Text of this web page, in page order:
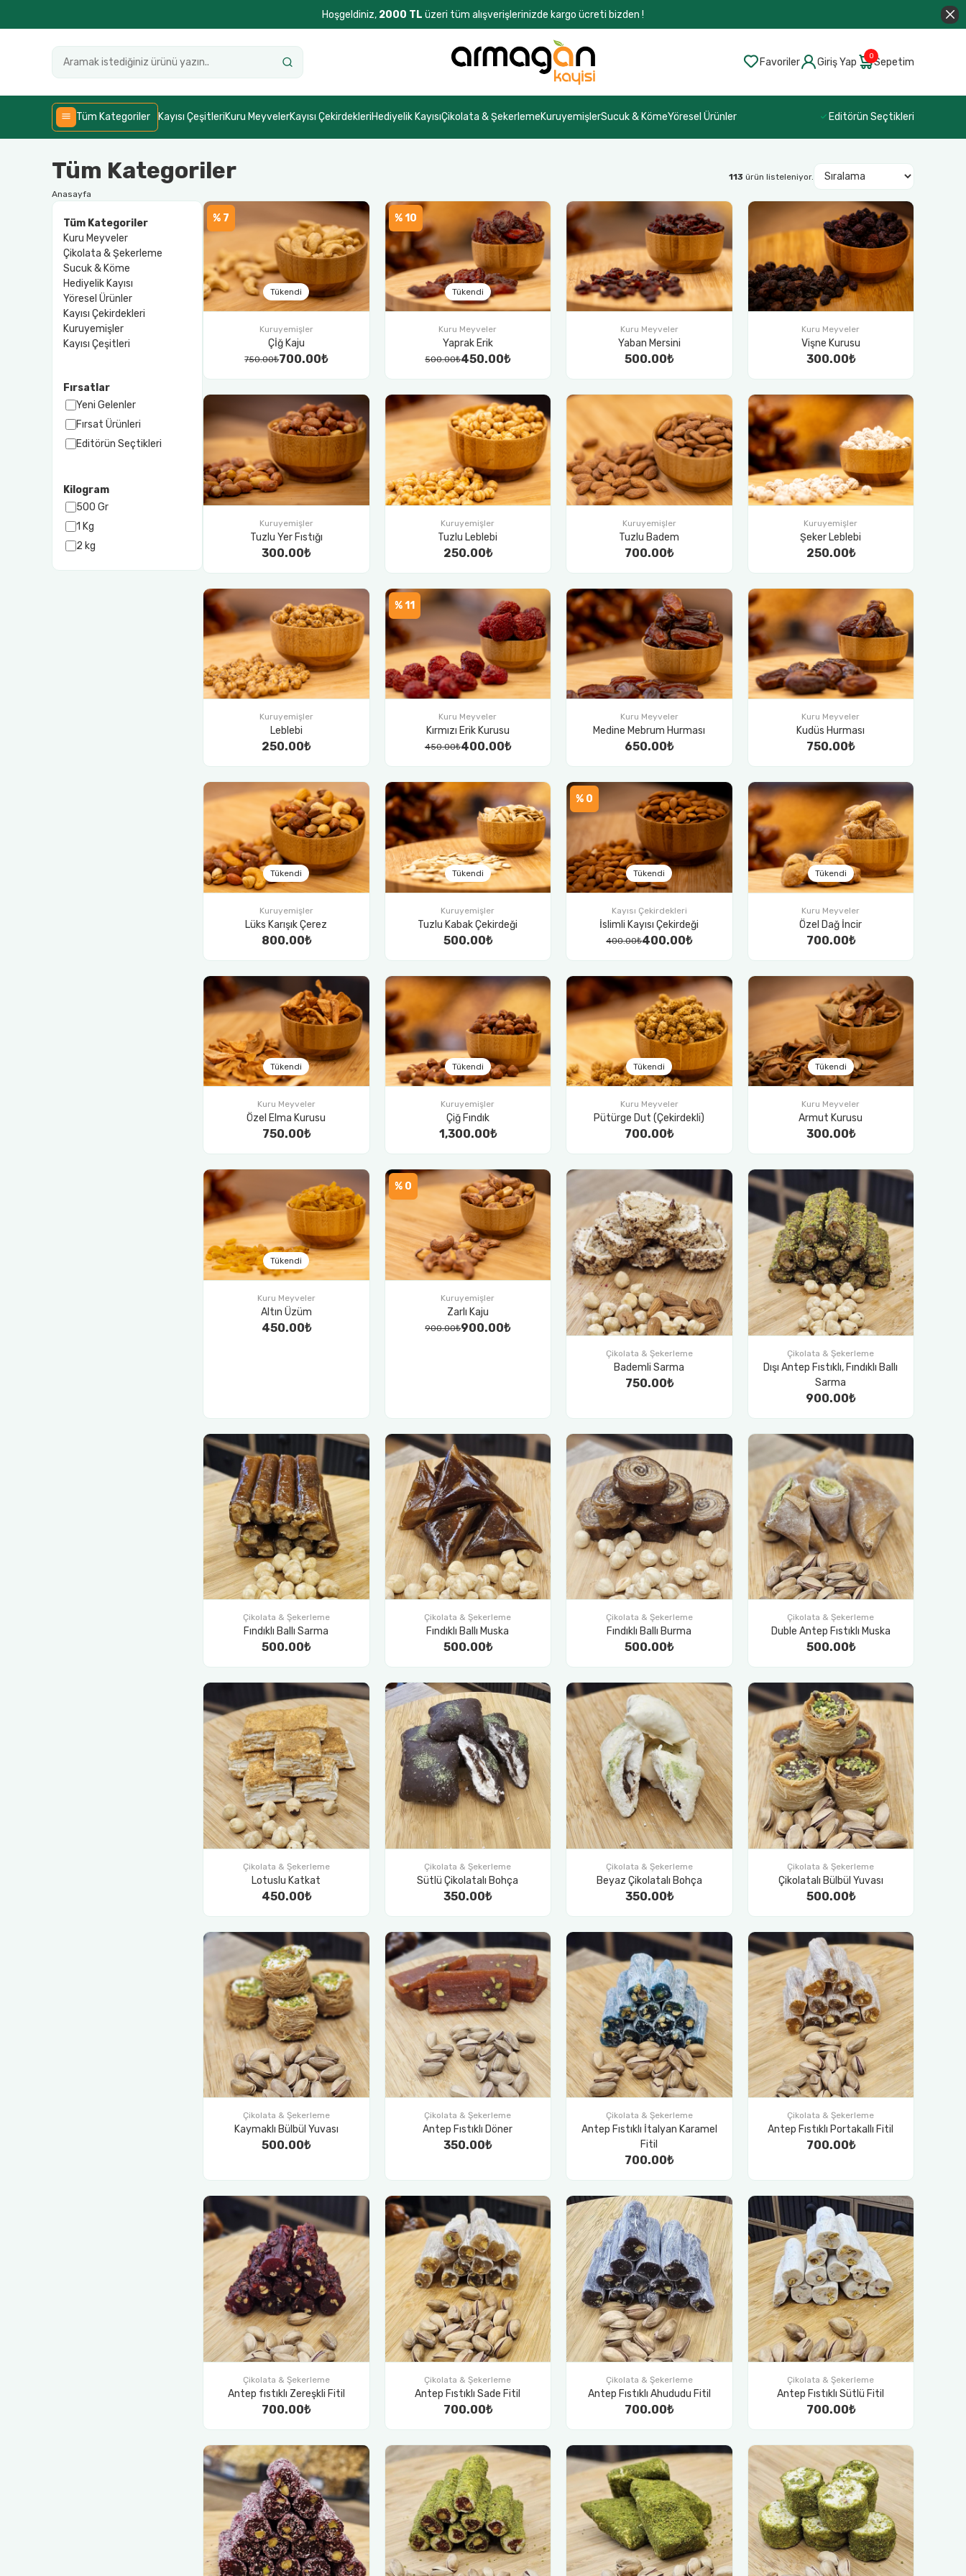
Hoşgeldiniz, 2000 TL üzeri tüm alışverişlerinizde kargo ücreti bizden !
Favoriler Giriş Yap 0Sepetim
Tüm Kategoriler Kayısı ÇeşitleriKuru MeyvelerKayısı ÇekirdekleriHediyelik KayısıÇikolata & ŞekerlemeKuruyemişlerSucuk & KömeYöresel Ürünler Editörün Seçtikleri
Tüm Kategoriler
Anasayfa
113 ürün listeleniyor.
Tüm Kategoriler
Kuru Meyveler
Çikolata & Şekerleme
Sucuk & Köme
Hediyelik Kayısı
Yöresel Ürünler
Kayısı Çekirdekleri
Kuruyemişler
Kayısı Çeşitleri
Fırsatlar
Yeni Gelenler
Fırsat Ürünleri
Editörün Seçtikleri
Kilogram
500 Gr
1 Kg
2 kg
Tükendi
Kuruyemişler
Çİğ Kaju
750.00₺700.00₺
% 7
Tükendi
Kuru Meyveler
Yaprak Erik
500.00₺450.00₺
% 10
Kuru Meyveler
Yaban Mersini
500.00₺
Kuru Meyveler
Vişne Kurusu
300.00₺
Kuruyemişler
Tuzlu Yer Fıstığı
300.00₺
Kuruyemişler
Tuzlu Leblebi
250.00₺
Kuruyemişler
Tuzlu Badem
700.00₺
Kuruyemişler
Şeker Leblebi
250.00₺
Kuruyemişler
Leblebi
250.00₺
Kuru Meyveler
Kırmızı Erik Kurusu
450.00₺400.00₺
% 11
Kuru Meyveler
Medine Mebrum Hurması
650.00₺
Kuru Meyveler
Kudüs Hurması
750.00₺
Tükendi
Kuruyemişler
Lüks Karışık Çerez
800.00₺
Tükendi
Kuruyemişler
Tuzlu Kabak Çekirdeği
500.00₺
Tükendi
Kayısı Çekirdekleri
İslimli Kayısı Çekirdeği
400.00₺400.00₺
% 0
Tükendi
Kuru Meyveler
Özel Dağ İncir
700.00₺
Tükendi
Kuru Meyveler
Özel Elma Kurusu
750.00₺
Tükendi
Kuruyemişler
Çiğ Fındık
1,300.00₺
Tükendi
Kuru Meyveler
Pütürge Dut (Çekirdekli)
700.00₺
Tükendi
Kuru Meyveler
Armut Kurusu
300.00₺
Tükendi
Kuru Meyveler
Altın Üzüm
450.00₺
Kuruyemişler
Zarlı Kaju
900.00₺900.00₺
% 0
Çikolata & Şekerleme
Bademli Sarma
750.00₺
Çikolata & Şekerleme
Dışı Antep Fıstıklı, Fındıklı Ballı
Sarma
900.00₺
Çikolata & Şekerleme
Fındıklı Ballı Sarma
500.00₺
Çikolata & Şekerleme
Fındıklı Ballı Muska
500.00₺
Çikolata & Şekerleme
Fındıklı Ballı Burma
500.00₺
Çikolata & Şekerleme
Duble Antep Fıstıklı Muska
500.00₺
Çikolata & Şekerleme
Lotuslu Katkat
450.00₺
Çikolata & Şekerleme
Sütlü Çikolatalı Bohça
350.00₺
Çikolata & Şekerleme
Beyaz Çikolatalı Bohça
350.00₺
Çikolata & Şekerleme
Çikolatalı Bülbül Yuvası
500.00₺
Çikolata & Şekerleme
Kaymaklı Bülbül Yuvası
500.00₺
Çikolata & Şekerleme
Antep Fıstıklı Döner
350.00₺
Çikolata & Şekerleme
Antep Fıstıklı İtalyan Karamel
Fitil
700.00₺
Çikolata & Şekerleme
Antep Fıstıklı Portakallı Fitil
700.00₺
Çikolata & Şekerleme
Antep fıstıklı Zereşkli Fitil
700.00₺
Çikolata & Şekerleme
Antep Fıstıklı Sade Fitil
700.00₺
Çikolata & Şekerleme
Antep Fıstıklı Ahududu Fitil
700.00₺
Çikolata & Şekerleme
Antep Fıstıklı Sütlü Fitil
700.00₺